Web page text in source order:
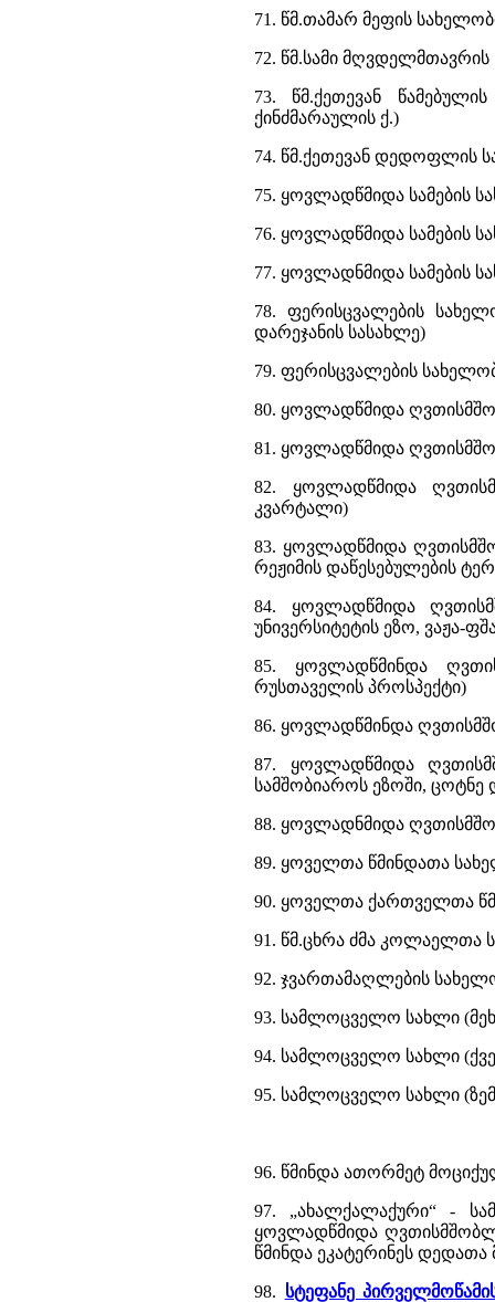
71. წმ.თამარ მეფის
72. წმ.სამი
73. წმ.ქეთევან
ქინძმარაულის ქ.)
74. წმ.ქეთევან დედოფლის
75. ყოვლადწმიდა სამების
76. ყოვლადწმიდა სამების
77. ყოვლადნმიდა სამების
78. ფერისცვალების
დარეჯანის სასახლე)
79. ფერისცვალების
80. ყოვლადწმიდა
81. ყოვლადწმიდა
82. ყოვლადწმიდა
კვარტალი)
83. ყოვლადწმიდა
რეჟიმის დაწესებულების
84. ყოვლადწმიდა
უნივერსიტეტის ეზო, ვაჟა-
85. ყოვლადწმინდა
რუსთაველის პროსპექტი)
86. ყოვლადწმინდა
87. ყოვლადწმიდა
სამშობიაროს ეზოში, ცოტნე
88. ყოვლადნმიდა
89. ყოველთა წმინდათა
90. ყოველთა ქართველთა
91. წმ.ცხრა ძმა კოლაელთა
92. ჯვართამაღლების
93. სამლოცველო სახლი
94. სამლოცველო სახლი
95. სამლოცველო სახლი
96. წმინდა ათორმეტ
97. „ახალქალაქური“ -
ყოვლადწმიდა
წმინდა ეკატერინეს დედათა
98. სტეფანე